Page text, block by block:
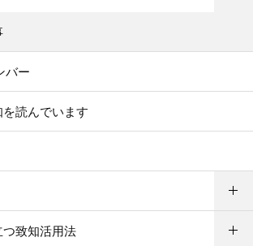
バー
読んでいます
致知活用法